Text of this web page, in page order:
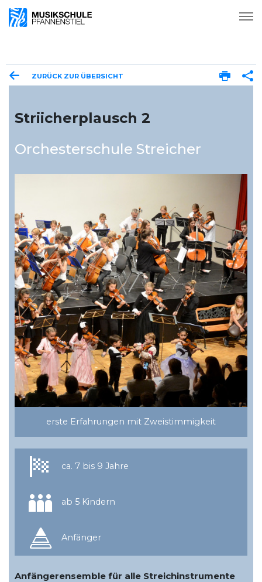
ZURÜCK ZUR ÜBERSICHT
Striicherplausch 2
Orchesterschule Streicher
erste Erfahrungen mit Zweistimmigkeit
ca. 7 bis 9 Jahre
ab 5 Kindern
Anfänger
Anfängerensemble für alle Streichinstrumente